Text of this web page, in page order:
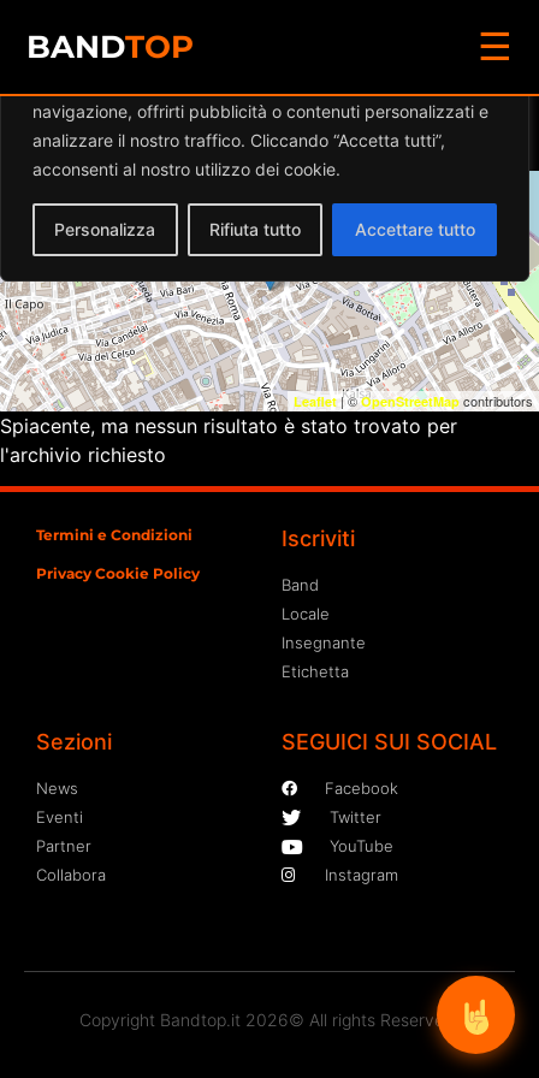
Diamo valore alla tua privacy
navigazione, offrirti pubblicità o contenuti personalizzati e
analizzare il nostro traffico. Cliccando “Accetta tutti”,
acconsenti al nostro utilizzo dei cookie.
Personalizza Rifiuta tutto Accettare tutto
BANDTOP
☰
Eventi aROXANNE
+
Leaflet| ©OpenStreetMap contributors
Spiacente, ma nessun risultato è stato trovato per
l'archivio richiesto
Termini e Condizioni
Privacy Cookie Policy
Iscriviti
Band
Locale
Insegnante
Etichetta
Sezioni
News
Eventi
Partner
Collabora
SEGUICI SUI SOCIAL
Facebook
Twitter
YouTube
Instagram
Copyright Bandtop.it 2026© All rights Reserved.